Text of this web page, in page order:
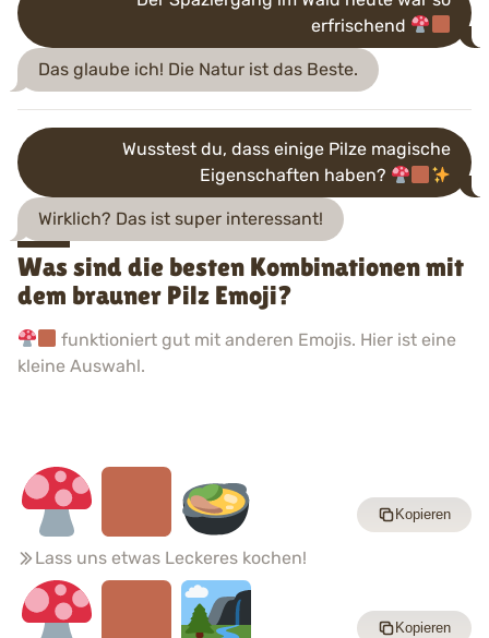
erfrischend
Das glaube ich! Die Natur ist das Beste.
Wusstest du, dass einige Pilze magische
Eigenschaften haben?
Wirklich? Das ist super interessant!
Was sind die besten Kombinationen mit
dem brauner Pilz Emoji?
funktioniert gut mit anderen Emojis. Hier ist eine
kleine Auswahl.
Lass uns etwas Leckeres kochen!
Kopieren
Kopieren